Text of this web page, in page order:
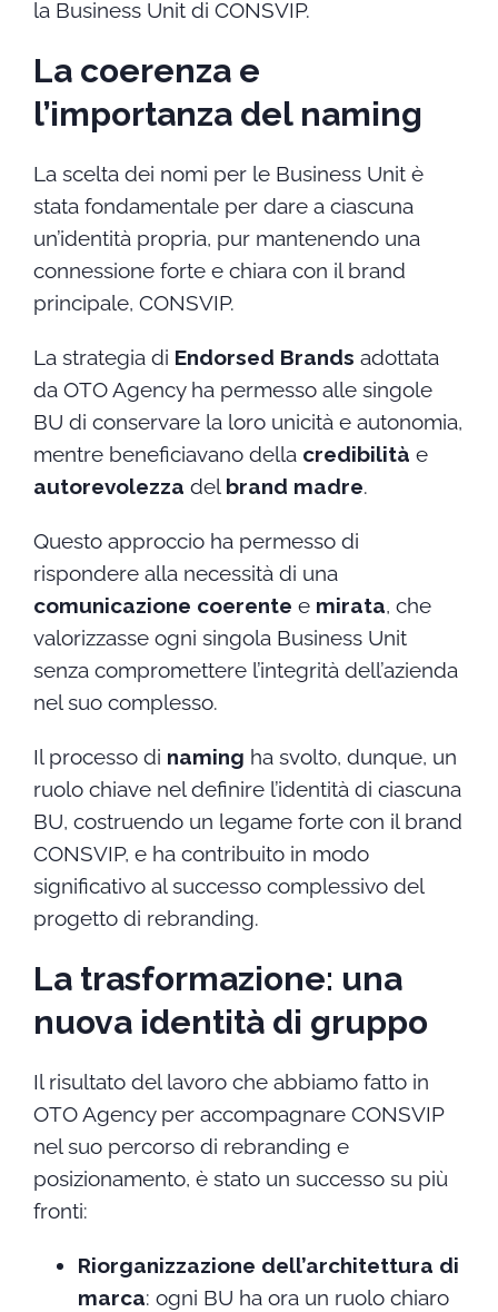
la Business Unit di CONSVIP.
La coerenza e
l’importanza del naming
La scelta dei nomi per le Business Unit è
stata fondamentale per dare a ciascuna
un’identità propria, pur mantenendo una
connessione forte e chiara con il brand
principale, CONSVIP.
La strategia di Endorsed Brands adottata
da OTO Agency ha permesso alle singole
BU di conservare la loro unicità e autonomia,
mentre beneficiavano della credibilità e
autorevolezza del brand madre.
Questo approccio ha permesso di
rispondere alla necessità di una
comunicazione coerente e mirata, che
valorizzasse ogni singola Business Unit
senza compromettere l’integrità dell’azienda
nel suo complesso.
Il processo di naming ha svolto, dunque, un
ruolo chiave nel definire l’identità di ciascuna
BU, costruendo un legame forte con il brand
CONSVIP, e ha contribuito in modo
significativo al successo complessivo del
progetto di rebranding.
La trasformazione: una
nuova identità di gruppo
Il risultato del lavoro che abbiamo fatto in
OTO Agency per accompagnare CONSVIP
nel suo percorso di rebranding e
posizionamento, è stato un successo su più
fronti:
Riorganizzazione dell’architettura di
marca: ogni BU ha ora un ruolo chiaro